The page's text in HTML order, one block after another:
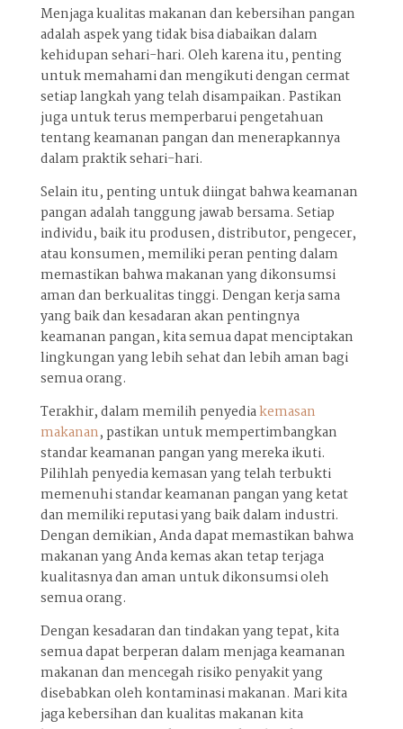
Menjaga kualitas makanan dan kebersihan pangan
adalah aspek yang tidak bisa diabaikan dalam
kehidupan sehari-hari. Oleh karena itu, penting
untuk memahami dan mengikuti dengan cermat
setiap langkah yang telah disampaikan. Pastikan
juga untuk terus memperbarui pengetahuan
tentang keamanan pangan dan menerapkannya
dalam praktik sehari-hari.
Selain itu, penting untuk diingat bahwa keamanan
pangan adalah tanggung jawab bersama. Setiap
individu, baik itu produsen, distributor, pengecer,
atau konsumen, memiliki peran penting dalam
memastikan bahwa makanan yang dikonsumsi
aman dan berkualitas tinggi. Dengan kerja sama
yang baik dan kesadaran akan pentingnya
keamanan pangan, kita semua dapat menciptakan
lingkungan yang lebih sehat dan lebih aman bagi
semua orang.
Terakhir, dalam memilih penyediakemasan
makanan, pastikan untuk mempertimbangkan
standar keamanan pangan yang mereka ikuti.
Pilihlah penyedia kemasan yang telah terbukti
memenuhi standar keamanan pangan yang ketat
dan memiliki reputasi yang baik dalam industri.
Dengan demikian, Anda dapat memastikan bahwa
makanan yang Anda kemas akan tetap terjaga
kualitasnya dan aman untuk dikonsumsi oleh
semua orang.
Dengan kesadaran dan tindakan yang tepat, kita
semua dapat berperan dalam menjaga keamanan
makanan dan mencegah risiko penyakit yang
disebabkan oleh kontaminasi makanan. Mari kita
jaga kebersihan dan kualitas makanan kita